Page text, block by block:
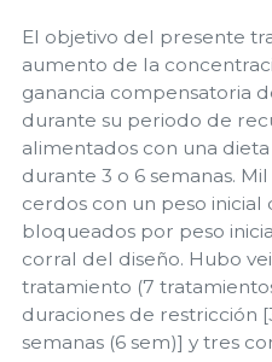
El objetivo del presente
aumento de la
ganancia compensatoria
durante su periodo de
alimentados con una
durante 3 o 6 semanas.
cerdos con un peso inicial
bloqueados por peso
corral del diseño. Hubo
tratamiento (7
duraciones de restricción
semanas (6 sem)] y tres